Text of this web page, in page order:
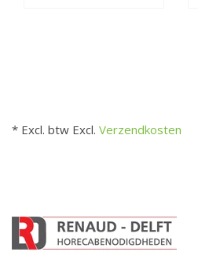
* Excl. btw Excl. Verzendkosten